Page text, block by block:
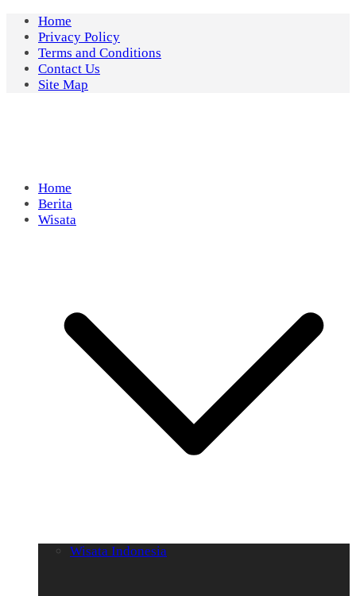
Skip
content
Home
Privacy Policy
Terms and Conditions
Contact Us
Site Map
Home
Berita
Wisata
Wisata Indonesia